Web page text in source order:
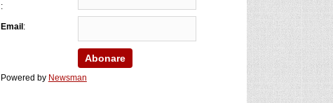
:
Email:
Powered by Newsman